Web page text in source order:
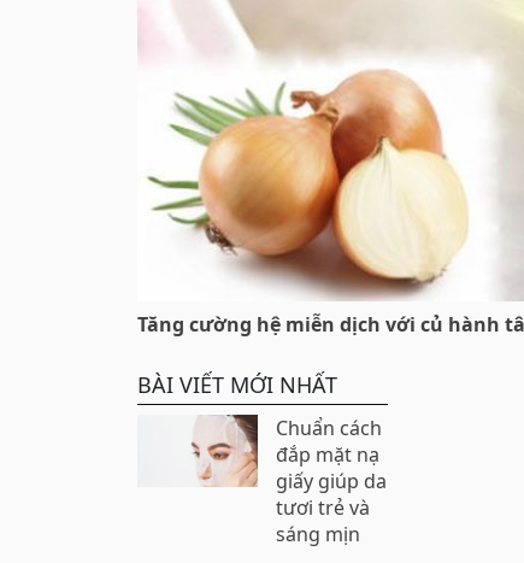
Tăng cường hệ miễn dịch với củ hành
BÀI VIẾT MỚI NHẤT
Chuẩn cách
đắp mặt nạ
giấy giúp da
tươi trẻ và
sáng mịn